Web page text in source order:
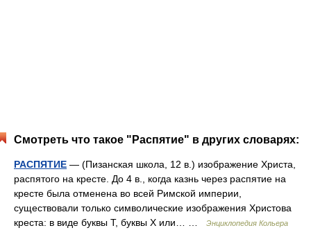
Смотреть что такое "Распятие" в других словарях:
РАСПЯТИЕ — (Пизанская школа, 12 в.) изображение Христа,
распятого на кресте. До 4 в., когда казнь через распятие на
кресте была отменена во всей Римской империи,
существовали только символические изображения Христова
креста: в виде буквы Т, буквы X или… …
Энциклопедия Кольера